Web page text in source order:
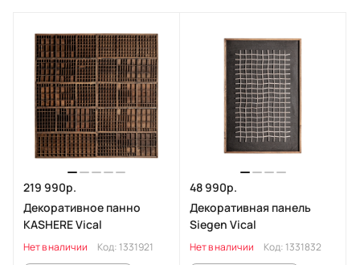
219 990р.
Декоративное панно
KASHERE Vical
Нет в наличии Код: 1331921
48 990р.
Декоративная панель
Siegen Vical
Нет в наличии Код: 1331832